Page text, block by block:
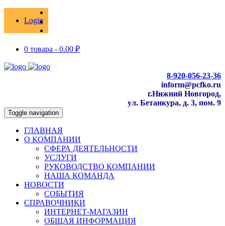
Login
0 товара - 0.00 ₽
8-920-056-23-36
inform@pcfko.ru
г.Нижний Новгород,
ул. Бетанкура, д. 3, пом. 9
Toggle navigation
ГЛАВНАЯ
О КОМПАНИИ
СФЕРА ДЕЯТЕЛЬНОСТИ
УСЛУГИ
РУКОВОДСТВО КОМПАНИИ
НАША КОМАНДА
НОВОСТИ
СОБЫТИЯ
СПРАВОЧНИКИ
ИНТЕРНЕТ-МАГАЗИН
ОБЩАЯ ИНФОРМАЦИЯ